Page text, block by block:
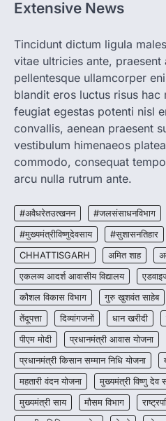
2
जाएगी
More
रायपुर। राष्ट्रीय
बच्चों के स्वास्थ्य
3
CG :
छत्तीसगढ़ को
More Khabar
हरित विकास
4
CG : पांच
जीवन, चिरायु
More Khabar
रायपुर।
जशपुर जिले की 5
Extensive News
Tincidunt dictum ligula
vitae ultricies ante,
pellentesque ullamcorper
blandit eros luctus risus hac
feugiat egestas potenti nisl
convallis, aenean praesent
vestibulum himenaeos
commodo, consequat
arcu nulla rutrum ante.
#अवैधरेतउत्खनन #जलसंसाधनविभाग
#मुख्यमंत्रीविष्णुदेवसाय
#सुशासनतिहार
CHHATTISGARH
अमित शाह
एकलव्य आदर्श आवासीय विद्यालय
कौशल विकास विभाग
गुरु खुशवंत साहेब
तेंदूपत्ता
दिव्यांगजनों धान खरीदी
पीएम मोदी
प्रधानमंत्री आवास योजना
प्रधानमंत्री किसान सम्मान निधि योजना
महतारी वंदन योजना
मुख्यमंत्री विष्णु देव
मुख्यमंत्री साय
मौसम विभाग